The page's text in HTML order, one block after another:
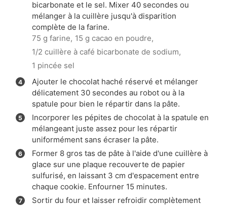
bicarbonate et le sel. Mixer 40 secondes ou
mélanger à la cuillère jusqu'à disparition
complète de la farine.
75 g farine, 15 g cacao en poudre,
1/2 cuillère à café bicarbonate de sodium,
1 pincée sel
Ajouter le chocolat haché réservé et mélanger
délicatement 30 secondes au robot ou à la
spatule pour bien le répartir dans la pâte.
Incorporer les pépites de chocolat à la spatule en
mélangeant juste assez pour les répartir
uniformément sans écraser la pâte.
Former 8 gros tas de pâte à l'aide d'une cuillère à
glace sur une plaque recouverte de papier
sulfurisé, en laissant 3 cm d'espacement entre
chaque cookie. Enfourner 15 minutes.
Sortir du four et laisser refroidir complètement